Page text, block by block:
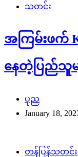
သတင်း
အကြမ်းဖက်
နေတဲ့ပြည်သူမ
ပုည
January 18,
တန်ပြန်သတင်း